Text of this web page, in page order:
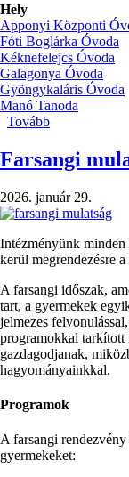
Hely
Apponyi Központi
Fóti Boglárka Óvoda
Kéknefelejcs Óvoda
Galagonya Óvoda
Gyöngykaláris Óvoda
Manó Tanoda
Tovább
-
2026-
nevelési
év
Farsangi
2026. január 29.
Intézményünk minden
kerül megrendezésre
A farsangi időszak,
tart, a gyermekek
jelmezes
programokkal tarkított
gazdagodjanak,
hagyományainkkal.
Programok
A farsangi
gyermekeket: